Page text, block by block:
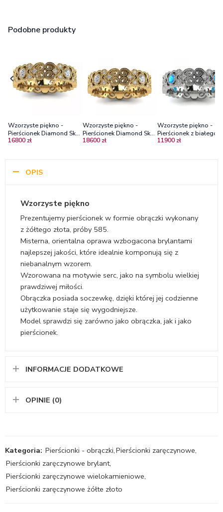
Podobne produkty
Wzorzyste piękno -
Pierścionek Diamond Sky
z żółtego złota z
16800 zł
Wzorzyste piękno -
Pierścionek Diamond Sky
z żółtego złota z
18600 zł
Wzorzyste piękno -
Pierścionek z białego
złota z diamentami i
11900 zł
OPIS
Wzorzyste piękno
Prezentujemy pierścionek w formie obrączki wykonany
z żółtego złota, próby 585.
Misterna, orientalna oprawa wzbogacona brylantami
najlepszej jakości, które idealnie komponują się z
niebanalnym wzorem.
Wzorowana na motywie serc, jako na symbolu wielkiej
prawdziwej miłości.
Obrączka posiada soczewkę, dzięki której jej codzienne
użytkowanie staje się wygodniejsze.
Model sprawdzi się zarówno jako obrączka, jak i jako
pierścionek.
INFORMACJE DODATKOWE
OPINIE (0)
Kategoria: Pierścionki - obrączki,Pierścionki zaręczynowe,
Pierścionki zaręczynowe brylant,
Pierścionki zaręczynowe wielokamieniowe,
Pierścionki zaręczynowe żółte złoto